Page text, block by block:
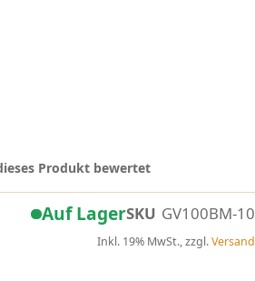
Auf LagerSKU GV100BM-10
Produkt bewertet
Inkl. 19% MwSt., zzgl.Versand